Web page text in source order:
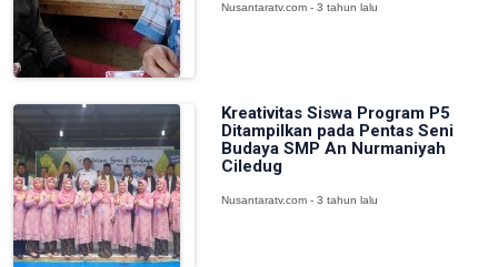
Nusantaratv.com - 3 tahun lalu
Kreativitas Siswa Program P5
Ditampilkan pada Pentas Seni
Budaya SMP An Nurmaniyah
Ciledug
Nusantaratv.com - 3 tahun lalu